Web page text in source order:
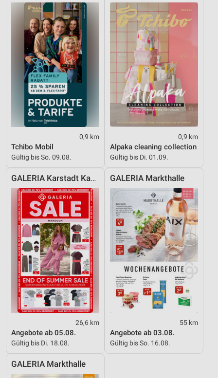
0,9 km
Tchibo Mobil
Gültig bis So. 09.08.
0,9 km
Alpaka cleaning collection
Gültig bis Di. 01.09.
GALERIA Karstadt Kaufhof
26,6 km
Angebote ab 05.08.
Gültig bis Di. 18.08.
GALERIA Markthalle
55 km
Angebote ab 03.08.
Gültig bis So. 16.08.
GALERIA Markthalle
Speichern von oder Zugriff auf Informationen
auf einem Endgerät
Verwendung reduzierter Daten zur Auswahl von
Werbeanzeigen
Erstellung von Profilen für personalisierte
Werbung
Verwendung von Profilen zur Auswahl
personalisierter Werbung
Erstellung von Profilen zur Personalisierung
von Inhalten
Verwendung von Profilen zur Auswahl
personalisierter Inhalte
Messung der Werbeleistung
Messung der Performance von Inhalten
Analyse von Zielgruppen durch Statistiken oder
Kombinationen von Daten aus verschiedenen
Quellen
Entwicklung und Verbesserung der Angebote
Verwendung reduzierter Daten zur Auswahl von
Inhalten
IAB-Besonderheiten:
Verwendung genauer Standortdaten
Geräte anhand von aktiv angeforderten
Informationen identifizieren
Notwendig